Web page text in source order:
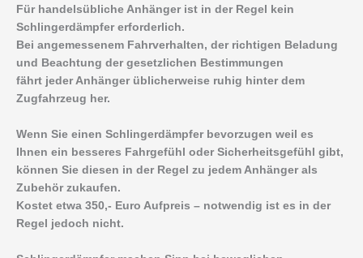
Für handelsübliche Anhänger ist in der Regel kein
Schlingerdämpfer erforderlich.
Bei angemessenem Fahrverhalten, der richtigen Beladung
und Beachtung der gesetzlichen Bestimmungen
fährt jeder Anhänger üblicherweise ruhig hinter dem
Zugfahrzeug her.
Wenn Sie einen Schlingerdämpfer bevorzugen weil es
Ihnen ein besseres Fahrgefühl oder Sicherheitsgefühl gibt,
können Sie diesen in der Regel zu jedem Anhänger als
Zubehör zukaufen.
Kostet etwa 350,- Euro Aufpreis – notwendig ist es in der
Regel jedoch nicht.